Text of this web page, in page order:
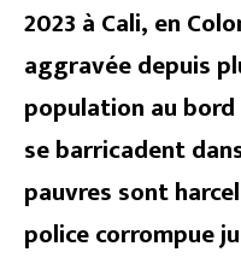
2023 à Cali, en
aggravée depuis
population au bord
se barricadent
pauvres sont
police corrompue